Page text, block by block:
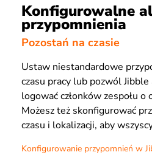
Konfigurowalne
przypomnienia
Pozostań na czasie
Ustaw niestandardowe
czasu pracy lub pozwól
logować członków zespołu o
Możesz też skonfigurować
czasu i lokalizacji, aby
Konfigurowanie przypomnień w